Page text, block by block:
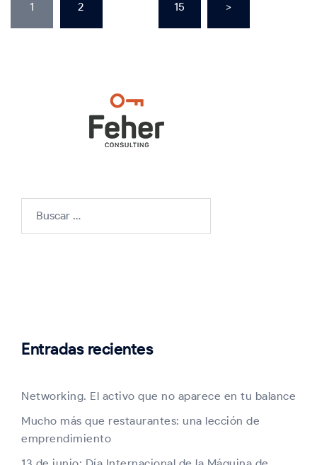
1 2 15 >
Entradas recientes
Networking. El activo que no aparece en tu balance
Mucho más que restaurantes: una lección de
emprendimiento